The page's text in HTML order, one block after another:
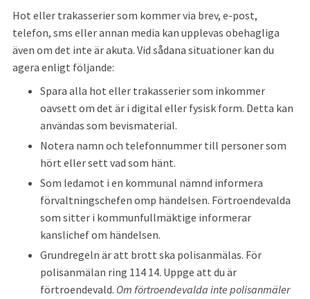
Hot eller trakasserier som kommer via brev, e-post,
telefon, sms eller annan media kan upplevas obehagliga
även om det inte är akuta. Vid sådana situationer kan du
agera enligt följande:
Spara alla hot eller trakasserier som inkommer
oavsett om det är i digital eller fysisk form. Detta kan
användas som bevismaterial.
Notera namn och telefonnummer till personer som
hört eller sett vad som hänt.
Som ledamot i en kommunal nämnd informera
förvaltningschefen omp händelsen. Förtroendevalda
som sitter i kommunfullmäktige informerar
kanslichef om händelsen.
Grundregeln är att brott ska polisanmälas. För
polisanmälan ring 114 14. Uppge att du är
förtroendevald. Om förtroendevalda inte polisanmäler